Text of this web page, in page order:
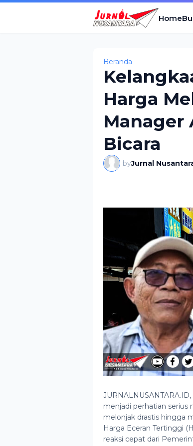
Home
Beranda
Harga
Manager
Bicara
byJurnal
menjadi perhatian serius
melonjak drastis hingga
Harga Eceran Tertinggi
reaksi cepat dari